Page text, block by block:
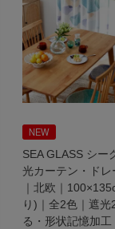
NEW
SEA GLASS シー
光カーテン・ドレ
｜北欧｜
り)｜全2色｜遮光
る・形状記憶加工